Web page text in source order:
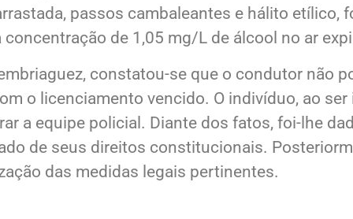
passos cambaleantes e hálito etílico,
de 1,05 mg/L de álcool no ar
constatou-se que o condutor não
o licenciamento vencido. O indivíduo, ao
a equipe policial. Diante dos fatos, foi-lhe
de seus direitos constitucionais.
das medidas legais pertinentes.